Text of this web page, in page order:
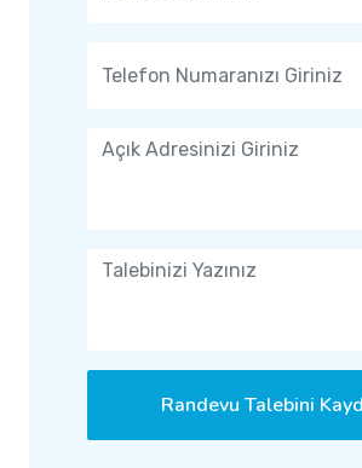
Randevu Talebini